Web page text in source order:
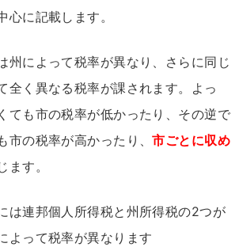
心に記載します。
州によって税率が異なり、さらに同じ
全く異なる税率が課されます。よっ
ても市の税率が低かったり、その逆で
市の税率が高かったり、市ごとに収め
ます。
は連邦個人所得税と州所得税の2つが
よって税率が異なります